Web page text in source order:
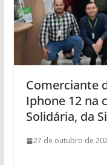
Comerciante
Iphone 12 na
Solidária, da
27 de outubro de